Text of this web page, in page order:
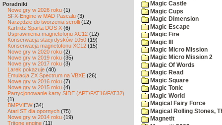
Poradniki
Nowe gry w 2026 roku (1)
SFX-Engine w MAD Pascalu (3)
Narzędzie do tworzenia scrolli (12)
Kartridż Sparta DOS X (6)
Usprawnienia magnetofonu XC12 (12)
Konserwacja stacji dysków 1050 (19)
Konserwacja magnetofonu XC12 (15)
Nowe gry w 2020 roku (2)
Nowe gry w 2019 roku (35)
Nowe gry w 2017 roku (3)
Larek pokazuje (40)
Emulacja ZX Spectrum na VBXE (26)
Nowe gry w 2016 roku (7)
Nowe gry w 2015 roku (4)
Partycjonowanie karty SIDE (APT/FAT16/FAT32)
(1)
BMPVIEW(34)
Atari ST dla opornych (75)
Nowe gry w 2014 roku (19)
Tritone engine (11)
Magic Castle
Magic Cups
Magic Dimension
Magic Escape
Magic Fire
Magic III
Magic Micro Mission
Magic Micro Mission 2
Magic Of Words
Magic Read
Magic Square
Magic Tonic
Magic World
Magical Fairy Force
Magical Rolling Stones,
Magnetit